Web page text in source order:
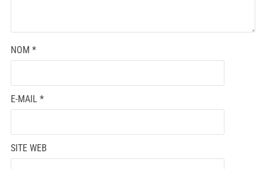
NOM *
E-MAIL *
SITE WEB